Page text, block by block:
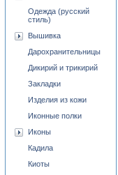
Одежда (русский
стиль)
Вышивка
Дарохранительницы
Дикирий и трикирий
Закладки
Изделия из кожи
Иконные полки
Иконы
Кадила
Киоты